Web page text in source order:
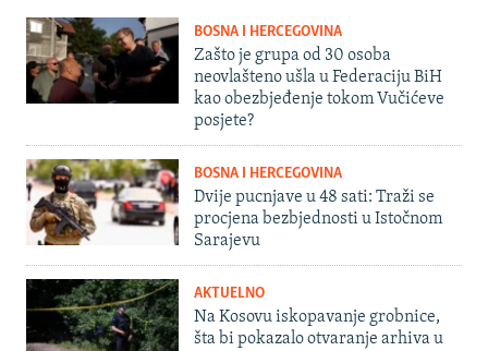
BOSNA I HERCEGOVINA
Zašto je grupa od 30 osoba
neovlašteno ušla u Federaciju BiH
kao obezbjeđenje tokom Vučićeve
posjete?
BOSNA I HERCEGOVINA
Dvije pucnjave u 48 sati: Traži se
procjena bezbjednosti u Istočnom
Sarajevu
AKTUELNO
Na Kosovu iskopavanje grobnice,
šta bi pokazalo otvaranje arhiva u